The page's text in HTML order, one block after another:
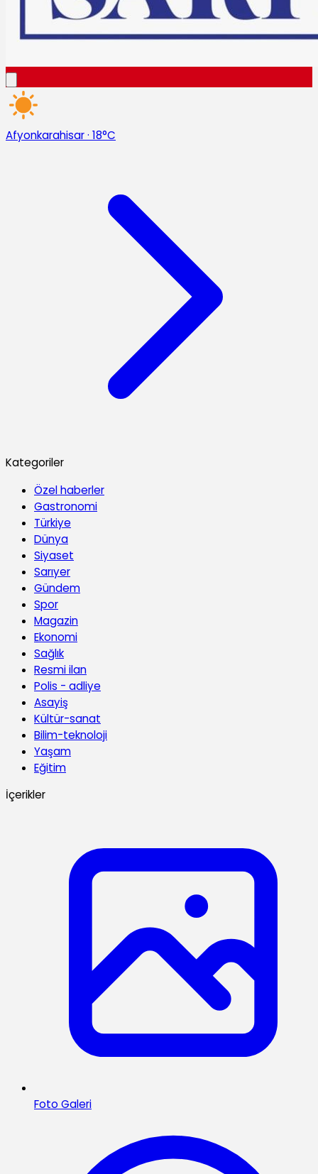
Afyonkarahisar· 18°C
Kategoriler
Özel haberler
Gastronomi
Türkiye
Dünya
Siyaset
Sarıyer
Gündem
Spor
Magazin
Ekonomi
Sağlık
Resmi ilan
Polis - adliye
Asayiş
Kültür-sanat
Bilim-teknoloji
Yaşam
Eğitim
İçerikler
Foto Galeri